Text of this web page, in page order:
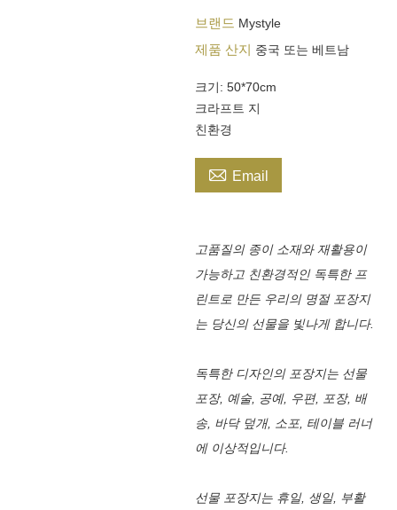
브랜드 Mystyle
제품 산지 중국 또는 베트남
크기: 50*70cm
크라프트 지
친환경
 Email
고품질의 종이 소재와 재활용이
가능하고 친환경적인 독특한 프
린트로 만든 우리의 명절 포장지
는 당신의 선물을 빛나게 합니다.
독특한 디자인의 포장지는 선물
포장, 예술, 공예, 우편, 포장, 배
송, 바닥 덮개, 소포, 테이블 러너
에 이상적입니다.
선물 포장지는 휴일, 생일, 부활